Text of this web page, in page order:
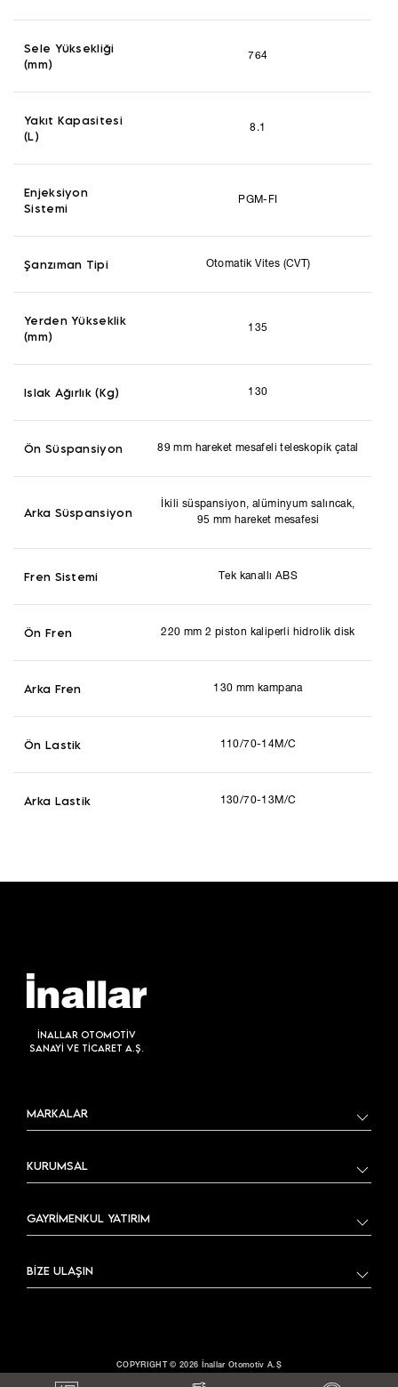
Sele Yüksekliği
(mm)
764
Yakıt Kapasitesi
(L)
8.1
Enjeksiyon
Sistemi
PGM-FI
Şanzıman Tipi Otomatik Vites (CVT)
Yerden Yükseklik
(mm)
135
Islak Ağırlık (Kg) 130
Ön Süspansiyon 89 mm hareket mesafeli teleskopik çatal
Arka Süspansiyon
İkili süspansiyon, alüminyum salıncak,
95 mm hareket mesafesi
Fren Sistemi Tek kanallı ABS
Ön Fren 220 mm 2 piston kaliperli hidrolik disk
Arka Fren 130 mm kampana
Ön Lastik 110/70-14M/C
Arka Lastik 130/70-13M/C
İNALLAR OTOMOTİV
SANAYİ VE TİCARET A.Ş.
MARKALAR
KURUMSAL
GAYRİMENKUL YATIRIM
BİZE ULAŞIN
COPYRIGHT © 2026 İnallar Otomotiv A.Ş